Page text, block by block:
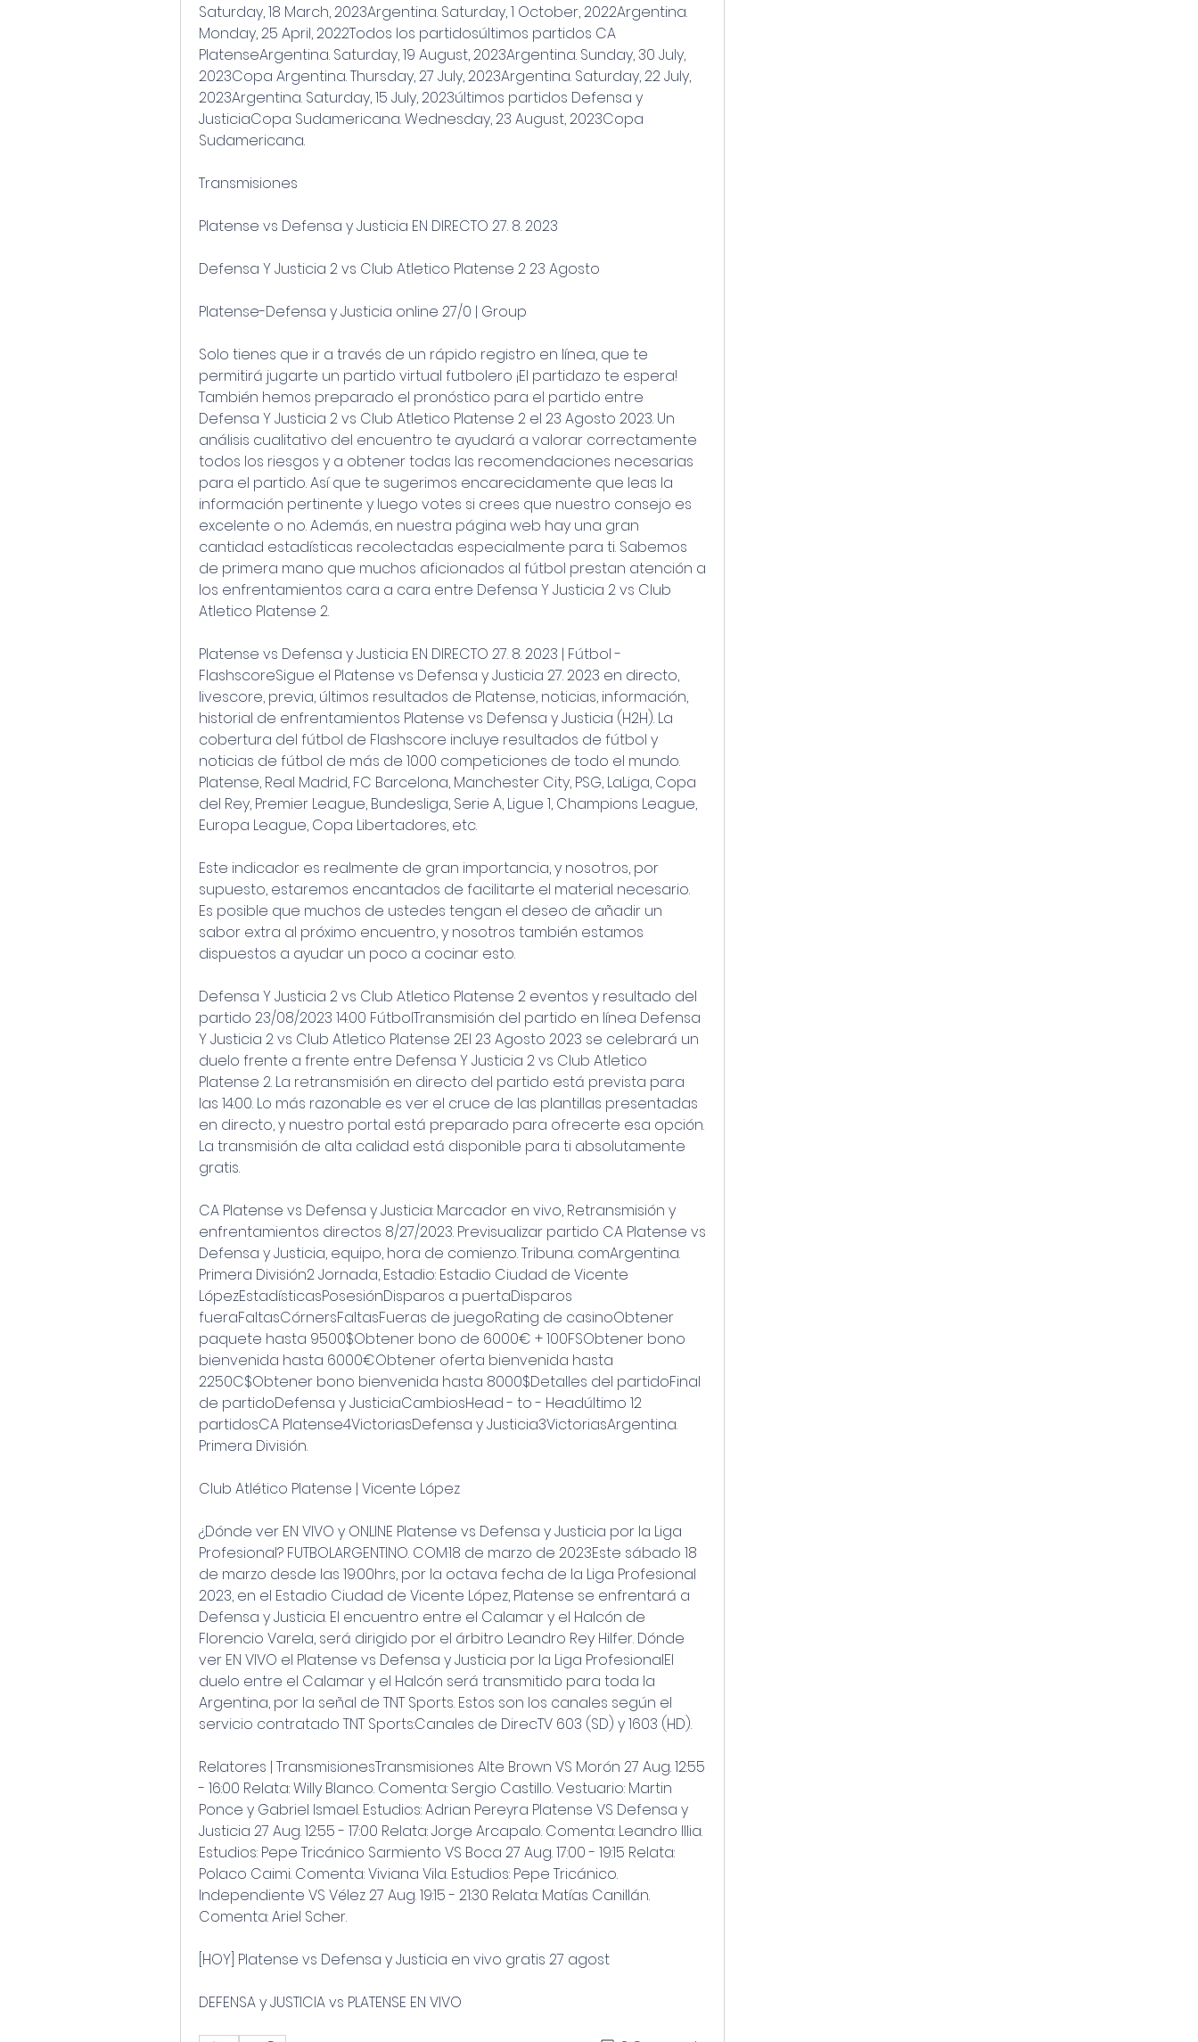
Saturday, 18 March, 2023Argentina. Saturday, 1 October, 2022Argentina.
Monday, 25 April, 2022Todos los partidosúltimos partidos CA
PlatenseArgentina. Saturday, 19 August, 2023Argentina. Sunday, 30 July,
2023Copa Argentina. Thursday, 27 July, 2023Argentina. Saturday, 22 July,
2023Argentina. Saturday, 15 July, 2023últimos partidos Defensa y
JusticiaCopa Sudamericana. Wednesday, 23 August, 2023Copa
Sudamericana.
Transmisiones
Platense vs Defensa y Justicia EN DIRECTO 27. 8. 2023
Defensa Y Justicia 2 vs Club Atletico Platense 2 23 Agosto
Platense-Defensa y Justicia online 27/0 | Group
Solo tienes que ir a través de un rápido registro en línea, que te
permitirá jugarte un partido virtual futbolero ¡El partidazo te espera!
También hemos preparado el pronóstico para el partido entre
Defensa Y Justicia 2 vs Club Atletico Platense 2 el 23 Agosto 2023. Un
análisis cualitativo del encuentro te ayudará a valorar correctamente
todos los riesgos y a obtener todas las recomendaciones necesarias
para el partido. Así que te sugerimos encarecidamente que leas la
información pertinente y luego votes si crees que nuestro consejo es
excelente o no. Además, en nuestra página web hay una gran
cantidad estadísticas recolectadas especialmente para ti. Sabemos
de primera mano que muchos aficionados al fútbol prestan atención a
los enfrentamientos cara a cara entre Defensa Y Justicia 2 vs Club
Atletico Platense 2.
Platense vs Defensa y Justicia EN DIRECTO 27. 8. 2023 | Fútbol -
FlashscoreSigue el Platense vs Defensa y Justicia 27. 2023 en directo,
livescore, previa, últimos resultados de Platense, noticias, información,
historial de enfrentamientos Platense vs Defensa y Justicia (H2H). La
cobertura del fútbol de Flashscore incluye resultados de fútbol y
noticias de fútbol de más de 1000 competiciones de todo el mundo.
Platense, Real Madrid, FC Barcelona, Manchester City, PSG, LaLiga, Copa
del Rey, Premier League, Bundesliga, Serie A, Ligue 1, Champions League,
Europa League, Copa Libertadores, etc.
Este indicador es realmente de gran importancia, y nosotros, por
supuesto, estaremos encantados de facilitarte el material necesario.
Es posible que muchos de ustedes tengan el deseo de añadir un
sabor extra al próximo encuentro, y nosotros también estamos
dispuestos a ayudar un poco a cocinar esto.
Defensa Y Justicia 2 vs Club Atletico Platense 2 eventos y resultado del
partido 23/08/2023 14:00 FútbolTransmisión del partido en línea Defensa
Y Justicia 2 vs Club Atletico Platense 2El 23 Agosto 2023 se celebrará un
duelo frente a frente entre Defensa Y Justicia 2 vs Club Atletico
Platense 2. La retransmisión en directo del partido está prevista para
las 14:00. Lo más razonable es ver el cruce de las plantillas presentadas
en directo, y nuestro portal está preparado para ofrecerte esa opción.
La transmisión de alta calidad está disponible para ti absolutamente
gratis.
CA Platense vs Defensa y Justicia: Marcador en vivo, Retransmisión y
enfrentamientos directos 8/27/2023. Previsualizar partido CA Platense vs
Defensa y Justicia, equipo, hora de comienzo. Tribuna. comArgentina.
Primera División2 Jornada, Estadio: Estadio Ciudad de Vicente
LópezEstadísticasPosesiónDisparos a puertaDisparos
fueraFaltasCórnersFaltasFueras de juegoRating de casinoObtener
paquete hasta 9500$Obtener bono de 6000€ + 100FSObtener bono
bienvenida hasta 6000€Obtener oferta bienvenida hasta
2250C$Obtener bono bienvenida hasta 8000$Detalles del partidoFinal
de partidoDefensa y JusticiaCambiosHead - to - Headúltimo 12
partidosCA Platense4VictoriasDefensa y Justicia3VictoriasArgentina.
Primera División.
Club Atlético Platense | Vicente López
¿Dónde ver EN VIVO y ONLINE Platense vs Defensa y Justicia por la Liga
Profesional? FUTBOLARGENTINO. COM·18 de marzo de 2023Este sábado 18
de marzo desde las 19:00hrs, por la octava fecha de la Liga Profesional
2023, en el Estadio Ciudad de Vicente López, Platense se enfrentará a
Defensa y Justicia. El encuentro entre el Calamar y el Halcón de
Florencio Varela, será dirigido por el árbitro Leandro Rey Hilfer. Dónde
ver EN VIVO el Platense vs Defensa y Justicia por la Liga ProfesionalEl
duelo entre el Calamar y el Halcón será transmitido para toda la
Argentina, por la señal de TNT Sports. Estos son los canales según el
servicio contratado TNT Sports:Canales de DirecTV 603 (SD) y 1603 (HD).
Relatores | TransmisionesTransmisiones Alte Brown VS Morón 27 Aug. 12:55
- 16:00 Relata: Willy Blanco. Comenta: Sergio Castillo. Vestuario: Martin
Ponce y Gabriel Ismael. Estudios: Adrian Pereyra Platense VS Defensa y
Justicia 27 Aug. 12:55 - 17:00 Relata: Jorge Arcapalo. Comenta: Leandro Illia.
Estudios: Pepe Tricánico Sarmiento VS Boca 27 Aug. 17:00 - 19:15 Relata:
Polaco Caimi. Comenta: Viviana Vila. Estudios: Pepe Tricánico.
Independiente VS Vélez 27 Aug. 19:15 - 21:30 Relata: Matías Canillán.
Comenta: Ariel Scher.
[HOY] Platense vs Defensa y Justicia en vivo gratis 27 agost
DEFENSA y JUSTICIA vs PLATENSE EN VIVO